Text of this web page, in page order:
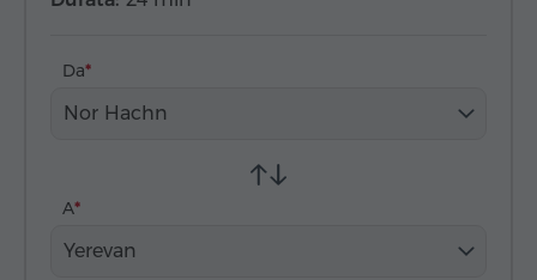
Da
Nor Hachn
A
Yerevan